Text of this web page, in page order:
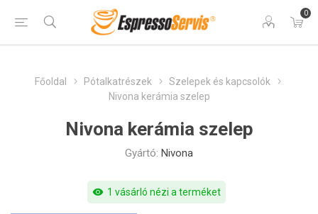
0
Főoldal Pótalkatrészek
Szelepek és kapcsolók
Nivona kerámia szelep
Nivona kerámia szelep
Gyártó: Nivona
visibility 1 vásárló nézi a terméket